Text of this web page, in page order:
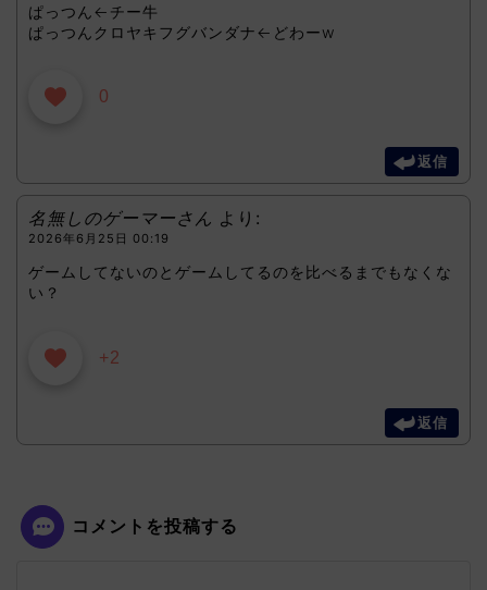
ぱっつん←チー牛
ぱっつんクロヤキフグバンダナ←どわーw
0
返信
名無しのゲーマーさん より:
2026年6月25日 00:19
ゲームしてないのとゲームしてるのを比べるまでもなくな
い？
+2
返信
コメントを投稿する